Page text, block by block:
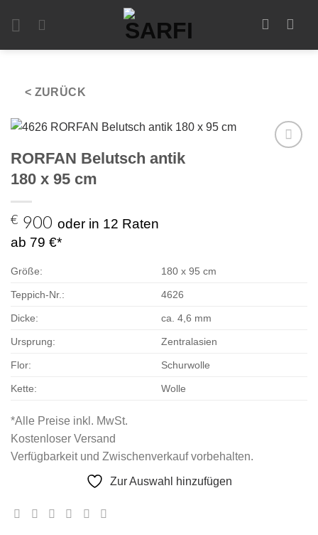
< ZURÜCK
RORFAN Belutsch antik
180 x 95 cm
€ 900 oder in 12 Raten
ab 79 €*
Größe: 180 x 95 cm
Teppich-Nr.: 4626
Dicke: ca. 4,6 mm
Ursprung: Zentralasien
Flor: Schurwolle
Kette: Wolle
*Alle Preise inkl. MwSt.
Kostenloser Versand
Verfügbarkeit und Zwischenverkauf vorbehalten.
Zur Auswahl hinzufügen